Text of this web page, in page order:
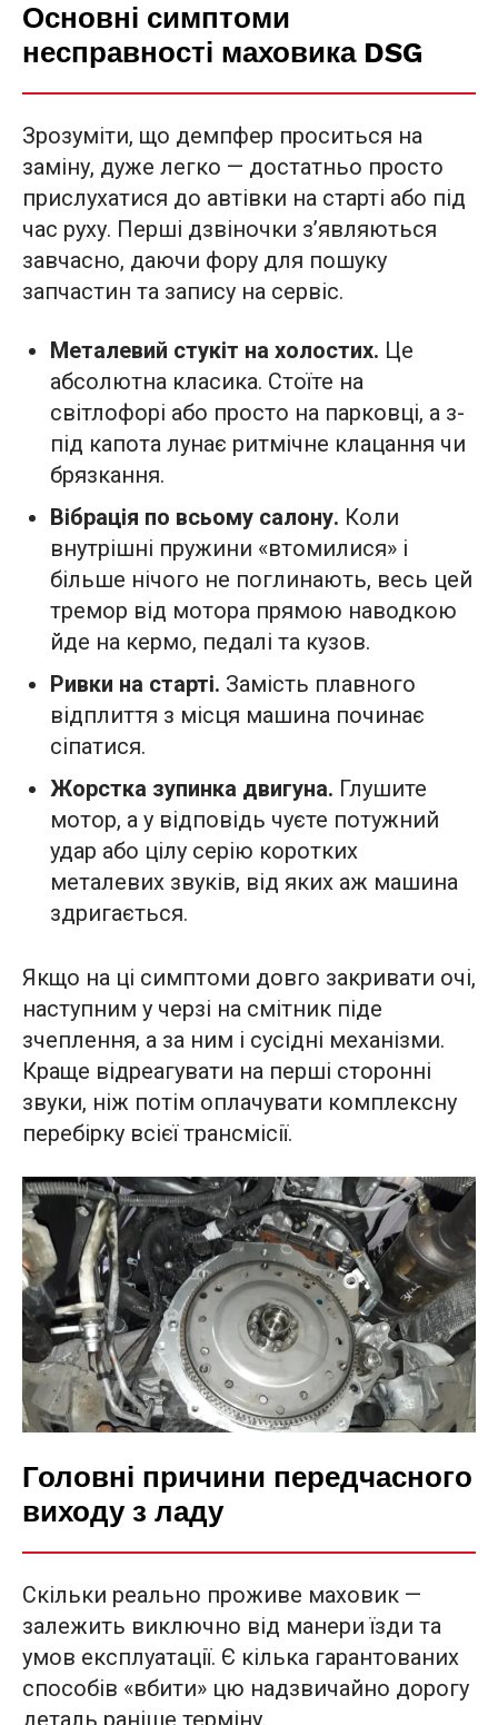
Основні симптоми
несправності маховика DSG
Зрозуміти, що демпфер проситься на
заміну, дуже легко — достатньо просто
прислухатися до автівки на старті або під
час руху. Перші дзвіночки з’являються
завчасно, даючи фору для пошуку
запчастин та запису на сервіс.
Металевий стукіт на холостих. Це
абсолютна класика. Стоїте на
світлофорі або просто на парковці, а з-
під капота лунає ритмічне клацання чи
брязкання.
Вібрація по всьому салону. Коли
внутрішні пружини «втомилися» і
більше нічого не поглинають, весь цей
тремор від мотора прямою наводкою
йде на кермо, педалі та кузов.
Ривки на старті. Замість плавного
відплиття з місця машина починає
сіпатися.
Жорстка зупинка двигуна. Глушите
мотор, а у відповідь чуєте потужний
удар або цілу серію коротких
металевих звуків, від яких аж машина
здригається.
Якщо на ці симптоми довго закривати очі,
наступним у черзі на смітник піде
зчеплення, а за ним і сусідні механізми.
Краще відреагувати на перші сторонні
звуки, ніж потім оплачувати комплексну
перебірку всієї трансмісії.
Головні причини передчасного
виходу з ладу
Скільки реально проживе маховик —
залежить виключно від манери їзди та
умов експлуатації. Є кілька гарантованих
способів «вбити» цю надзвичайно дорогу
деталь раніше терміну.